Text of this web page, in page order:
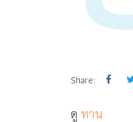
Share:
ดู ทาน